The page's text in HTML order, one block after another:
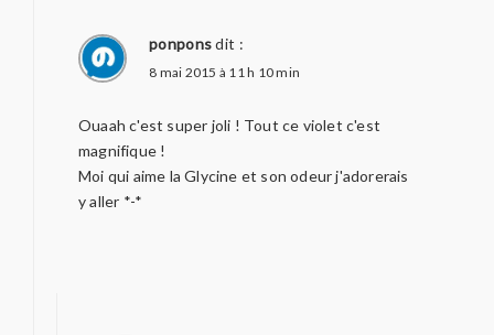
ponpons dit :
8 mai 2015 à 11 h 10 min
Ouaah c'est super joli ! Tout ce violet c'est
magnifique !
Moi qui aime la Glycine et son odeur j'adorerais
y aller *-*